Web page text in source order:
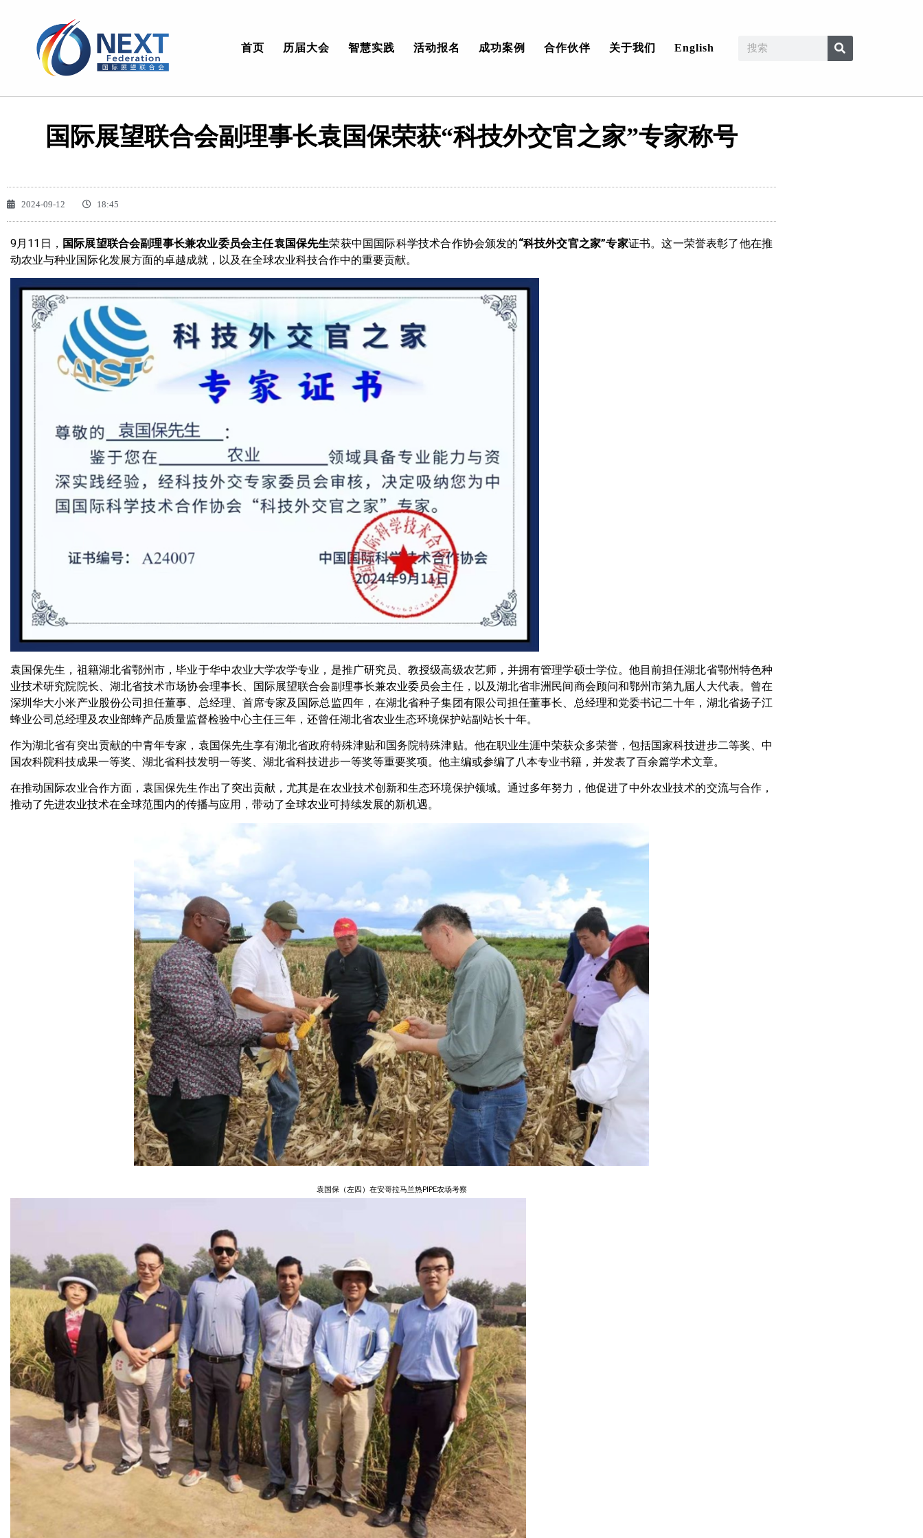
首页 历届大会 智慧实践 活动报名 成功案例 合作伙伴 关于我们 English
国际展望联合会副理事长袁国保荣获“科技外交官之家”专家称号
2024-09-12 18:45
9月11日， 国际展望联合会副理事长兼农业委员会主任袁国保先生荣获中国国际科学技术合作协会颁发的“科技外交官之家”专家证书。这一荣誉表彰了他在推
动农业与种业国际化发展方面的卓越成就，以及在全球农业科技合作中的重要贡献。
袁国保先生，祖籍湖北省鄂州市，毕业于华中农业大学农学专业，是推广研究员、教授级高级农艺师，并拥有管理学硕士学位。他目前担任湖北省鄂州特色种
业技术研究院院长、湖北省技术市场协会理事长、国际展望联合会副理事长兼农业委员会主任，以及湖北省非洲民间商会顾问和鄂州市第九届人大代表。曾在
深圳华大小米产业股份公司担任董事、总经理、首席专家及国际总监四年，在湖北省种子集团有限公司担任董事长、总经理和党委书记二十年，湖北省扬子江
蜂业公司总经理及农业部蜂产品质量监督检验中心主任三年，还曾任湖北省农业生态环境保护站副站长十年。
作为湖北省有突出贡献的中青年专家，袁国保先生享有湖北省政府特殊津贴和国务院特殊津贴。他在职业生涯中荣获众多荣誉，包括国家科技进步二等奖、中
国农科院科技成果一等奖、湖北省科技发明一等奖、湖北省科技进步一等奖等重要奖项。他主编或参编了八本专业书籍，并发表了百余篇学术文章。
在推动国际农业合作方面，袁国保先生作出了突出贡献，尤其是在农业技术创新和生态环境保护领域。通过多年努力，他促进了中外农业技术的交流与合作，
推动了先进农业技术在全球范围内的传播与应用，带动了全球农业可持续发展的新机遇。
袁国保（左四）在安哥拉马兰热PIPE农场考察